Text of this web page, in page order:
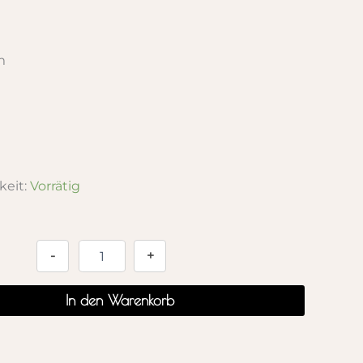
Vorrätig
- +
In den Warenkorb